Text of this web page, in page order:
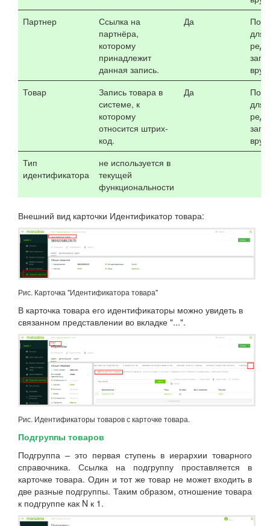
Партнер
Ссылка на
партнёра,
которому
принадлежит
данная запись.
Да
для
Товар
Запись товара в
системе, к
которому
относится штрих-
код.
Да
для
Тип
идентификатора
не используется в
текущей
функциональности
Внешний вид карточки Идентификатор товара:
Рис. Карточка "Идентификатора товара"
В карточка товара его идентификаторы можно увидеть в
связанном представлении во вкладке "...".
Рис. Идентификаторы товаров с карточке товара.
Подгруппы товаров
Подгруппа – это первая ступень в иерархии товарного
справочника. Ссылка на подгруппу проставляется в
карточке товара. Один и тот же товар не может входить в
две разные подгруппы. Таким образом, отношение товара
к подгруппе как N к 1.